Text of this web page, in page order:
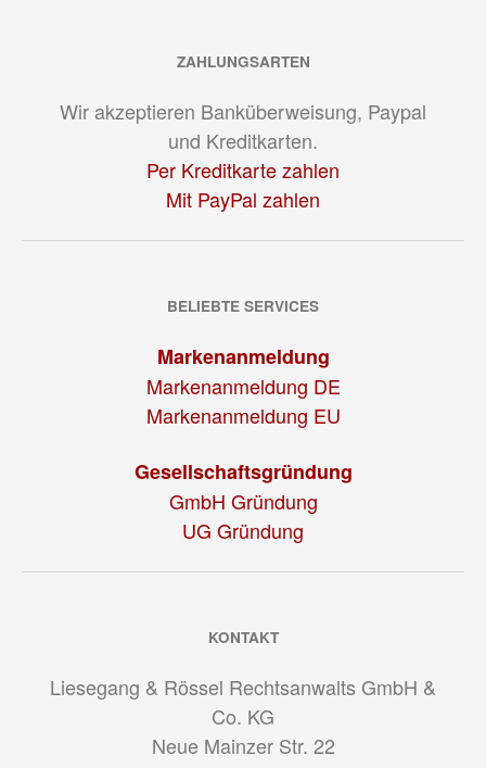
ZAHLUNGSARTEN
Wir akzeptieren Banküberweisung, Paypal
und Kreditkarten.
Per Kreditkarte zahlen
Mit PayPal zahlen
BELIEBTE SERVICES
Markenanmeldung
Markenanmeldung DE
Markenanmeldung EU
Gesellschaftsgründung
GmbH Gründung
UG Gründung
KONTAKT
Liesegang & Rössel Rechtsanwalts GmbH &
Co. KG
Neue Mainzer Str. 22